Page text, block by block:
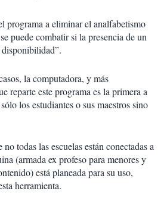
programa a eliminar el analfabetismo
puede combatir si la presencia de un
disponibilidad”.
la computadora, y más
reparte este programa es la primera a
los estudiantes o sus maestros sino
todas las escuelas están conectadas a
(armada ex profeso para menores y
está planeada para su uso,
herramienta.